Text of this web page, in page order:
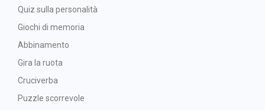
Quiz sulla personalità
Giochi di memoria
Abbinamento
Gira la ruota
Cruciverba
Puzzle scorrevole